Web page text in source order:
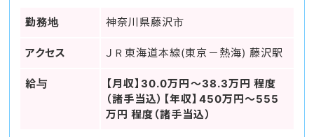
勤務地 神奈川県藤沢市
アクセス ＪＲ東海道本線(東京－熱海) 藤沢駅
給与
【月収】30.0万円～38.3万円 程度
（諸手当込）【年収】450万円～555
万円 程度（諸手当込）